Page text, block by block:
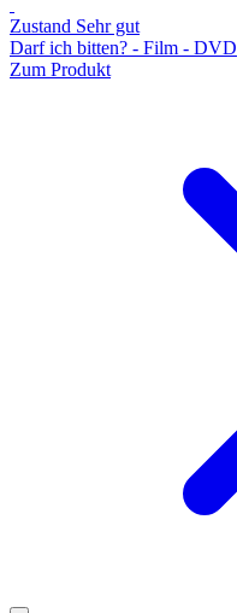
Zustand Sehr gut
Darf ich bitten? - Film - DVD
Zum Produkt